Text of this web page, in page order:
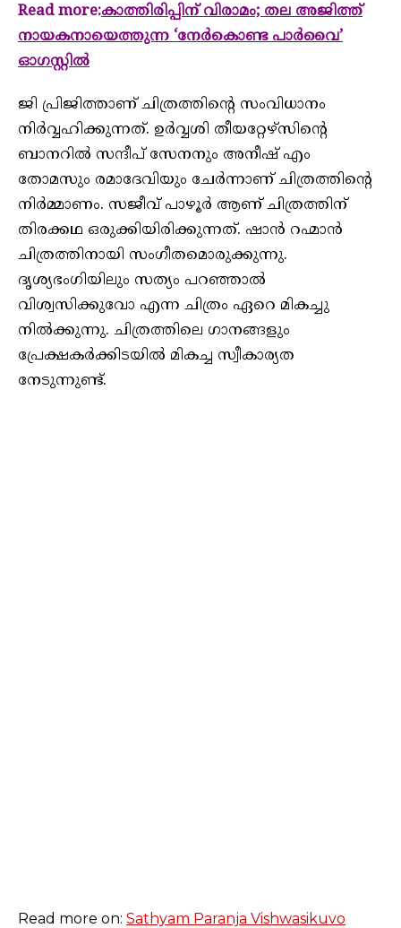
Read more:കാത്തിരിപ്പിന് വിരാമം; തല അജിത്ത്
നായകനായെത്തുന്ന ‘നേര്‍കൊണ്ട പാര്‍വൈ’
ഓഗസ്റ്റില്‍
ജി പ്രിജിത്താണ് ചിത്രത്തിന്റെ സംവിധാനം
നിര്‍വ്വഹിക്കുന്നത്. ഉര്‍വ്വശി തീയറ്റേഴ്‌സിന്റെ
ബാനറില്‍ സന്ദീപ് സേനനും അനീഷ് എം
തോമസും രമാദേവിയും ചേര്‍ന്നാണ് ചിത്രത്തിന്റെ
നിര്‍മ്മാണം. സജീവ് പാഴൂര്‍ ആണ് ചിത്രത്തിന്
തിരക്കഥ ഒരുക്കിയിരിക്കുന്നത്. ഷാന്‍ റഹ്മാന്‍
ചിത്രത്തിനായി സംഗീതമൊരുക്കുന്നു.
ദൃശ്യഭംഗിയിലും സത്യം പറഞ്ഞാല്‍
വിശ്വസിക്കുവോ എന്ന ചിത്രം ഏറെ മികച്ചു
നില്‍ക്കുന്നു. ചിത്രത്തിലെ ഗാനങ്ങളും
പ്രേക്ഷകര്‍ക്കിടയില്‍ മികച്ച സ്വീകാര്യത
നേടുന്നുണ്ട്.
Read more on: Sathyam Paranja Vishwasikuvo